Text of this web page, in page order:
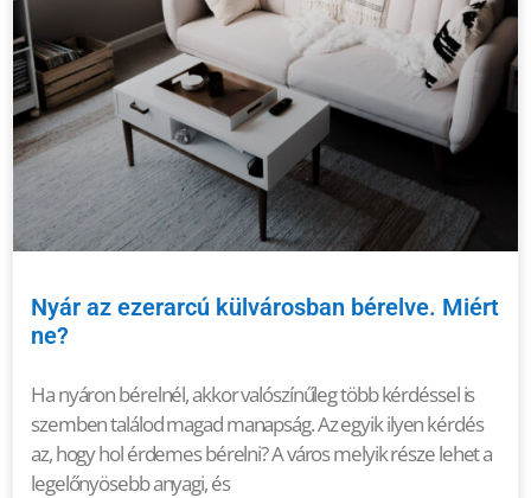
Nyár az ezerarcú külvárosban bérelve. Miért
ne?
Ha nyáron bérelnél, akkor valószínűleg több kérdéssel is
szemben találod magad manapság. Az egyik ilyen kérdés
az, hogy hol érdemes bérelni? A város melyik része lehet a
legelőnyösebb anyagi, és